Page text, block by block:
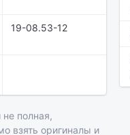
19-08.53-12
не полная,
взять оригиналы и